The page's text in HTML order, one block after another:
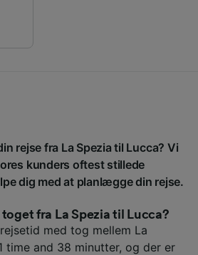
rejse fra La Spezia til Lucca? Vi
kunders oftest stillede
dig med at planlægge din rejse.
fra La Spezia til Lucca?
med tog mellem La
time and 38 minutter, og der er